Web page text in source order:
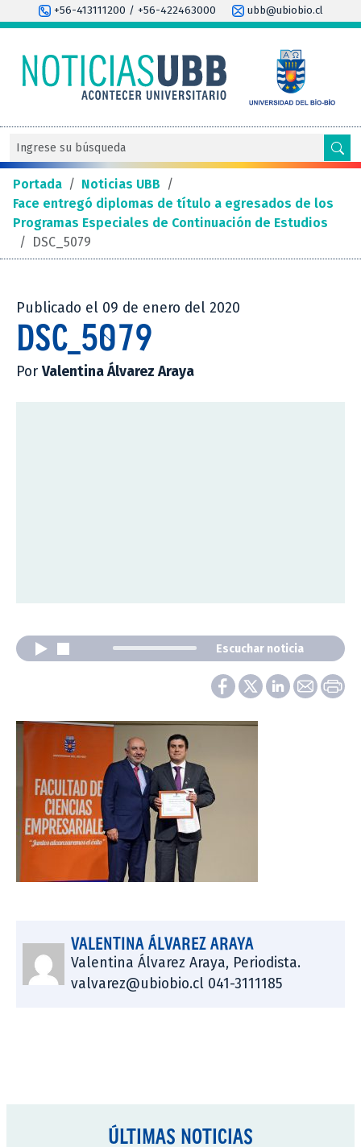
+56-413111200 / +56-422463000 ubb@ubiobio.cl
Portada / Noticias UBB /
Face entregó diplomas de título a egresados de los
Programas Especiales de Continuación de Estudios
/ DSC_5079
Publicado el 09 de enero del 2020
DSC_5079
PorValentina Álvarez Araya
Escuchar noticia
VALENTINA ÁLVAREZ ARAYA
Valentina Álvarez Araya, Periodista.
valvarez@ubiobio.cl 041-3111185
ÚLTIMAS NOTICIAS